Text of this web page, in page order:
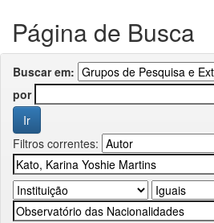
Página de Busca
Buscar em:
por
Filtros correntes: